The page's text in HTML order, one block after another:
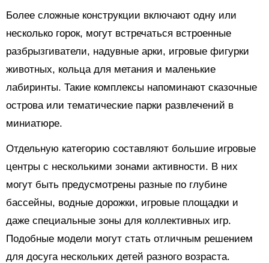
Более сложные конструкции включают одну или
несколько горок, могут встречаться встроенные
разбрызгиватели, надувные арки, игровые фигурки
животных, кольца для метания и маленькие
лабиринты. Такие комплексы напоминают сказочные
острова или тематические парки развлечений в
миниатюре.
Отдельную категорию составляют большие игровые
центры с несколькими зонами активности. В них
могут быть предусмотрены разные по глубине
бассейны, водные дорожки, игровые площадки и
даже специальные зоны для коллективных игр.
Подобные модели могут стать отличным решением
для досуга нескольких детей разного возраста.